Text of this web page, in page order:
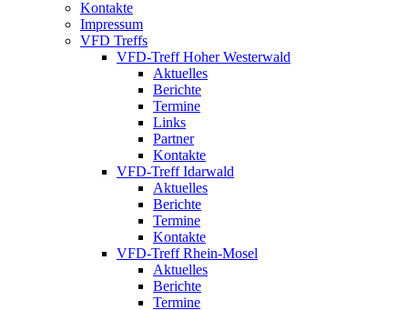
Kontakte
Impressum
VFD Treffs
VFD-Treff Hoher Westerwald
Aktuelles
Berichte
Termine
Links
Partner
Kontakte
VFD-Treff Idarwald
Aktuelles
Berichte
Termine
Kontakte
VFD-Treff Rhein-Mosel
Aktuelles
Berichte
Termine